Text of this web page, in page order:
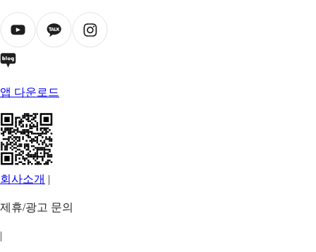
앱 다운로드
회사소개 |
제휴/광고 문의
|